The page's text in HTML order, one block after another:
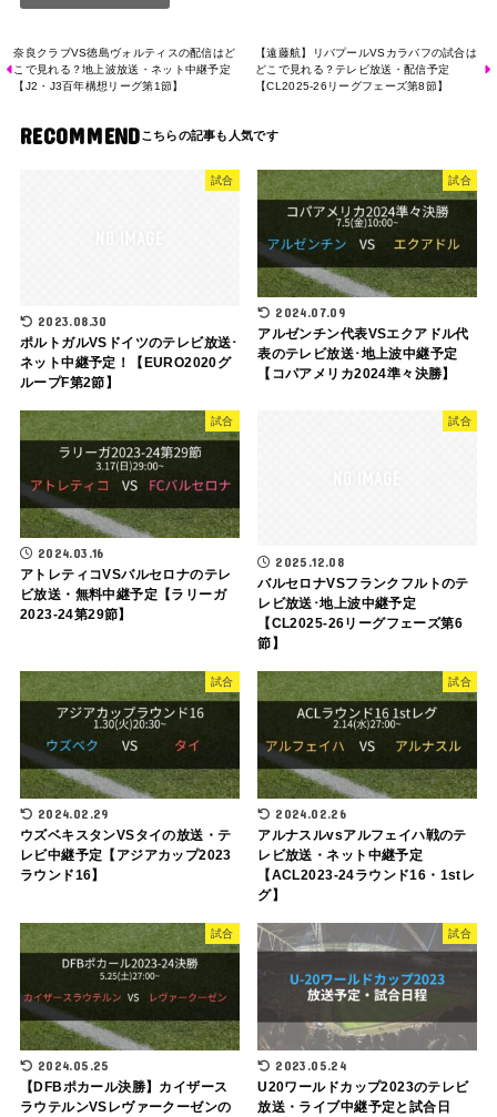
奈良クラブVS徳島ヴォルティスの配信はど
こで見れる？地上波放送・ネット中継予定
【J2・J3百年構想リーグ第1節】
【遠藤航】リバプールVSカラバフの試合は
どこで見れる？テレビ放送・配信予定
【CL2025-26リーグフェーズ第8節】
RECOMMEND
試合
2023.08.30
ポルトガルVSドイツのテレビ放送･
ネット中継予定！【EURO2020グ
ループF第2節】
試合
2024.07.09
アルゼンチン代表VSエクアドル代
表のテレビ放送･地上波中継予定
【コパアメリカ2024準々決勝】
試合
2024.03.16
アトレティコVSバルセロナのテレ
ビ放送・無料中継予定【ラリーガ
2023-24第29節】
試合
2025.12.08
バルセロナVSフランクフルトのテ
レビ放送･地上波中継予定
【CL2025-26リーグフェーズ第6
節】
試合
2024.02.29
ウズベキスタンVSタイの放送・テ
レビ中継予定【アジアカップ2023
ラウンド16】
試合
2024.02.26
アルナスルvsアルフェイハ戦のテ
レビ放送・ネット中継予定
【ACL2023-24ラウンド16・1stレ
グ】
試合
2024.05.25
【DFBポカール決勝】カイザース
ラウテルンVSレヴァークーゼンの
試合
2023.05.24
U20ワールドカップ2023のテレビ
放送・ライブ中継予定と試合日